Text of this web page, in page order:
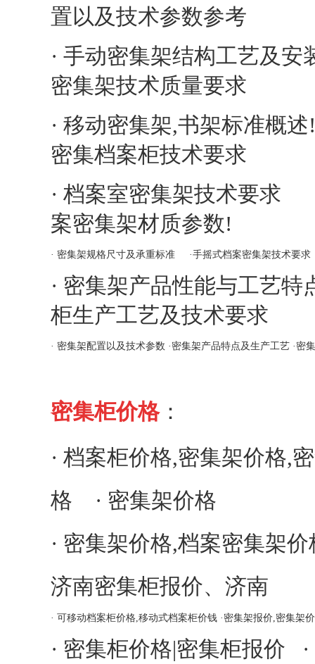
置以及技术参数参考
· 手动密集架结构工艺及安
密集架技术质量要求
· 移动密集架,书架标准概述!
密集档案柜技术要求
· 档案室密集架技术要求
案密集架材质参数!
· 密集架规格尺寸及承重标准 ·手摇式档案密集架技术要求
· 密集架产品性能与工艺特
柜生产工艺及技术要求
· 密集架配置以及技术参数 · 密集架产品特点及生产工艺 · 密
密集柜价格：
· 档案柜价格,密集架价格,
格 · 密集架价格
· 密集架价格,档案密集架
济南密集柜报价、济南
· 可移动档案柜价格,移动式档案柜价钱 · 密集架报价,密集架
· 密集柜价格|密集柜报价 ·